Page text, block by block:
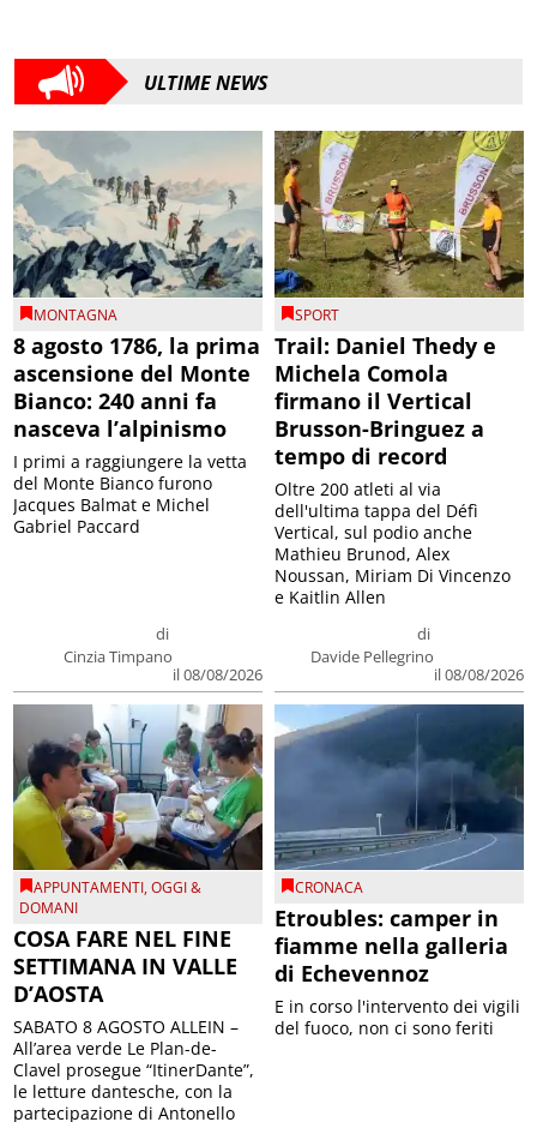
ULTIME NEWS
MONTAGNA
8 agosto 1786, la prima
ascensione del Monte
Bianco: 240 anni fa
nasceva l’alpinismo
di
Cinzia Timpano
il 08/08/2026
I primi a raggiungere la vetta
del Monte Bianco furono
Jacques Balmat e Michel
Gabriel Paccard
SPORT
Trail: Daniel Thedy e
Michela Comola
firmano il Vertical
Brusson-Bringuez a
tempo di record
di
Davide Pellegrino
il 08/08/2026
Oltre 200 atleti al via
dell'ultima tappa del Défì
Vertical, sul podio anche
Mathieu Brunod, Alex
Noussan, Miriam Di Vincenzo
e Kaitlin Allen
APPUNTAMENTI,OGGI &
DOMANI
COSA FARE NEL FINE
SETTIMANA IN VALLE
D’AOSTA
SABATO 8 AGOSTO ALLEIN –
All’area verde Le Plan-de-
Clavel prosegue “ItinerDante”,
le letture dantesche, con la
partecipazione di Antonello
CRONACA
Etroubles: camper in
fiamme nella galleria
di Echevennoz
E in corso l'intervento dei vigili
del fuoco, non ci sono feriti